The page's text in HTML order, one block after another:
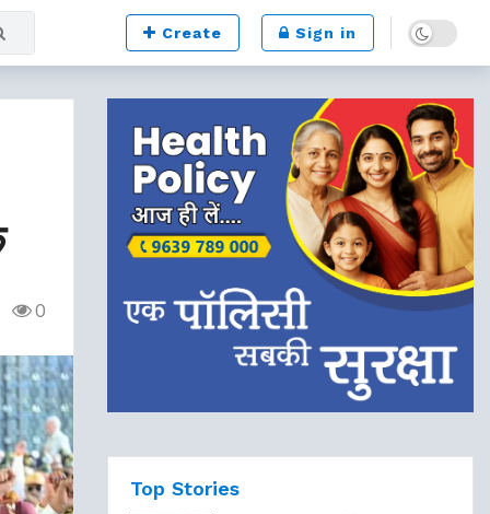
Create Sign in Dark mode
0
Top Stories